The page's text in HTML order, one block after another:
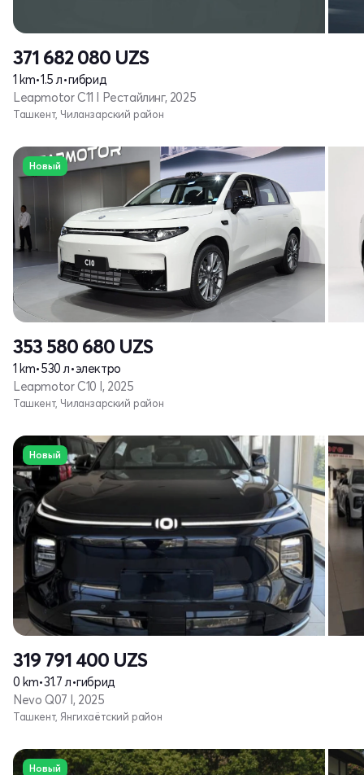
371 682 080 UZS
1 km•1.5 л•гибрид
Leapmotor C11 I Рестайлинг, 2025
Ташкент, Чиланзарский район
Новый
353 580 680 UZS
1 km•530 л•электро
Leapmotor C10 I, 2025
Ташкент, Чиланзарский район
Новый
319 791 400 UZS
0 km•31.7 л•гибрид
Nevo Q07 I, 2025
Ташкент, Янгихаётский район
Новый